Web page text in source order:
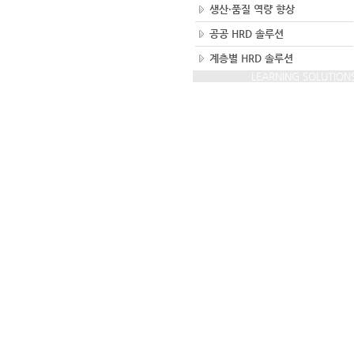
생산·품질 역량 향상
공공 HRD 솔루션
계층별 HRD 솔루션